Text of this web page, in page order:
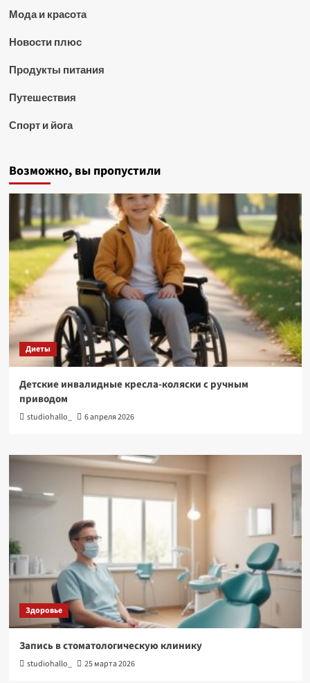
Мода и красота
Новости плюс
Продукты питания
Путешествия
Спорт и йога
Возможно, вы пропустили
Диеты
Детские инвалидные кресла-коляски с ручным
приводом
studiohallo_ 6 апреля 2026
Здоровье
Запись в стоматологическую клинику
studiohallo_ 25 марта 2026